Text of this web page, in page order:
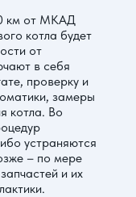
км от МКАД
котла будет
от
в себя
проверку и
замеры
котла. Во
устраняются
– по мере
и их